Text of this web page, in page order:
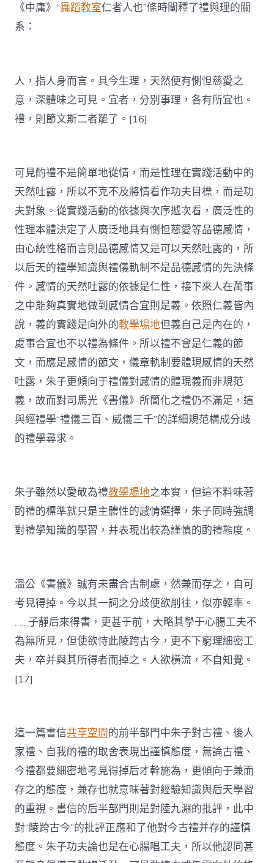
《中庸》“舞蹈教室仁者人也”條時闡釋了禮與理的關
系：
人，指人身而言。具今生理，天然便有惻怛慈愛之
意，深體味之可見。宜者，分別事理，各有所宜也。
禮，則節文斯二者罷了。[16]
可見酌禮不是簡單地從情，而是性理在實踐活動中的
天然吐露，所以不克不及將情看作功夫目標，而是功
夫對象。從實踐活動的依據與次序遞次看，廣泛性的
性理本體決定了人廣泛地具有惻怛慈愛等品德感情，
由心統性格而言則品德感情又是可以天然吐露的，所
以后天的禮學知識與禮儀軌制不是品德感情的先決條
件。感情的天然吐露的依據是仁性，接下來人在萬事
之中能夠真實地做到感情合宜則是義。依照仁義皆內
說，義的實踐是向外的教學場地但義自己是內在的，
處事合宜也不以禮為條件。所以禮不會是仁義的節
文，而應是感情的節文，儀章軌制要體現感情的天然
吐露，朱子更傾向于禮儀對感情的體現義而非規范
義，故而對司馬光《書儀》所簡化之禮仍不滿足，這
與經禮學“禮儀三百、威儀三千”的詳細規范構成分歧
的禮學尋求。
朱子雖然以愛敬為禮教學場地之本實，但這不料味著
酌禮的標準就只是主體性的感情選擇，朱子同時強調
對禮學知識的學習，并表現出較為謹慎的酌禮態度。
溫公《書儀》誠有未盡合古制處，然兼而存之，自可
考見得掉。今以其一詞之分歧便欲削往，似亦輕率。
……子靜后來得書，更甚于前，大略其學于心腸工夫不
為無所見，但使欲恃此陵跨古今，更不下窮理細密工
夫，卒并與其所得者而掉之。人欲橫流，不自知覺。
[17]
這一篇書信共享空間的前半部門中朱子對古禮、後人
家禮、自我酌禮的取舍表現出謹慎態度，無論古禮、
今禮都要細密地考見得掉后才幹施為，更傾向于兼而
存之的態度，兼存也就意味著對經驗知識與后天學習
的重視。書信的后半部門則是對陸九淵的批評，此中
對“陵跨古今”的批評正應和了他對今古禮并存的謹慎
態度。朱子功夫論也是在心腸唱工夫，所以他認同甚